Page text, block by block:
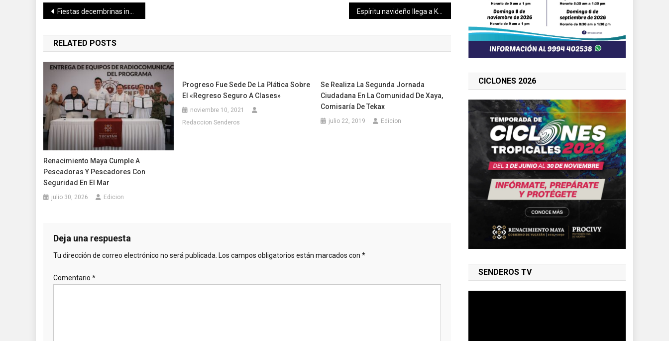
Navegación
de
entradas
Fiestas decembrinas incrementa presencia de vendedores informales: Canaco Mérida.
RELATED POSTS
Renacimiento Maya Cumple A
Pescadoras Y Pescadores Con
Seguridad En El Mar
julio 30, 2026 Edicion
Progreso Fue Sede De La Plática Sobre
El «Regreso Seguro A Clases»
noviembre 10, 2021
Redaccion Senderos
Se Realiza La Segunda Jornada
Ciudadana En La Comunidad De Xaya,
Comisaría De Tekax
julio 22, 2019 Edicion
Deja una respuesta
Tu dirección de correo electrónico no será publicada. Los campos obligatorios están marcados con *
Comentario *
CICLONES 2026
SENDEROS TV